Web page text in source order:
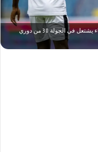
الشباب والفتح في مواجهة مصيرية.. صراع البقاء يشتعل في الجولة 30 من دوري